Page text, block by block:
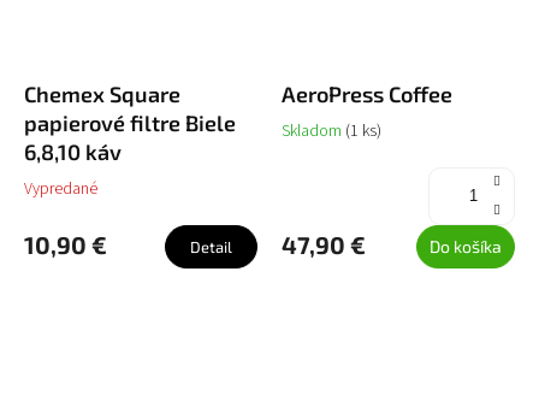
Chemex Square
papierové filtre Biele
6,8,10 káv
Vypredané
10,90 € Detail
AeroPress Coffee
Skladom (1 ks)
47,90 € Do košíka